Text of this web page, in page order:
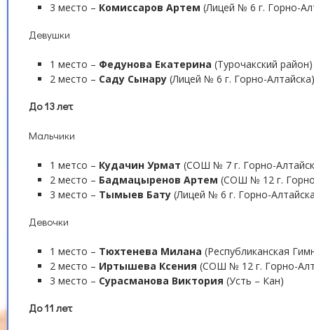
3 место – Комиссаров Артем (Лицей № 6 г. Горно-
Девушки
1 место – Федунова Екатерина (Турочакский район)
2 место – Саду Сынару (Лицей № 6 г. Горно-Алтайска)
До 13 лет
Мальчики
1 метсо – Кудачин Урмат (СОШ № 7 г. Горно-
2 место – Бадмацыренов Артем (СОШ № 12 г.
3 место – Тымыев Бату (Лицей № 6 г. Горно-
Девочки
1 место – Тюхтенева Милана (Республиканская
2 место – Иртышева Ксения (СОШ № 12 г. Горно-
3 место – Сурасманова Виктория (Усть – Кан)
До 11 лет